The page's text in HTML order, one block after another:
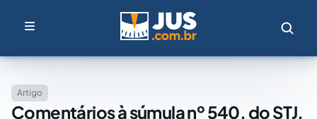
Artigo
Comentários à súmula nº 540, do STJ,